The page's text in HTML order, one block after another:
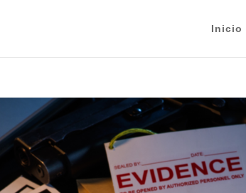
Inicio